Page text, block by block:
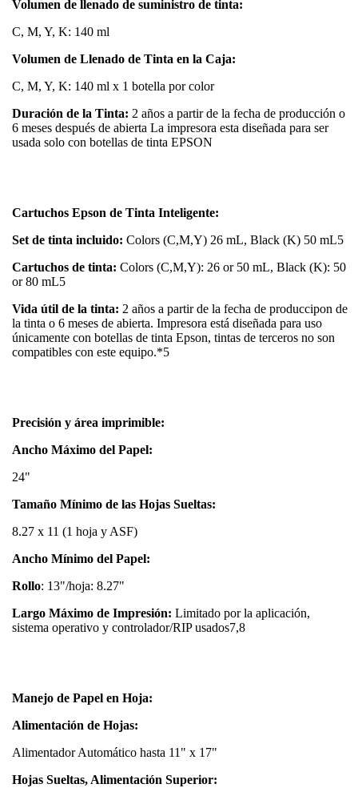
Volumen de llenado de suministro de tinta:
C, M, Y, K: 140 ml
Volumen de Llenado de Tinta en la Caja:
C, M, Y, K: 140 ml x 1 botella por color
Duración de la Tinta: 2 años a partir de la fecha de producción o
6 meses después de abierta La impresora esta diseñada para ser
usada solo con botellas de tinta EPSON
Cartuchos Epson de Tinta Inteligente:
Set de tinta incluido: Colors (C,M,Y) 26 mL, Black (K) 50 mL5
Cartuchos de tinta: Colors (C,M,Y): 26 or 50 mL, Black (K): 50
or 80 mL5
Vida útil de la tinta: 2 años a partir de la fecha de produccipon de
la tinta o 6 meses de abierta. Impresora está diseñada para uso
únicamente con botellas de tinta Epson, tintas de terceros no son
compatibles con este equipo.*5
Precisión y área imprimible:
Ancho Máximo del Papel:
24"
Tamaño Mínimo de las Hojas Sueltas:
8.27 x 11 (1 hoja y ASF)
Ancho Mínimo del Papel:
Rollo: 13"/hoja: 8.27"
Largo Máximo de Impresión: Limitado por la aplicación,
sistema operativo y controlador/RIP usados7,8
Manejo de Papel en Hoja:
Alimentación de Hojas:
Alimentador Automático hasta 11" x 17"
Hojas Sueltas, Alimentación Superior: